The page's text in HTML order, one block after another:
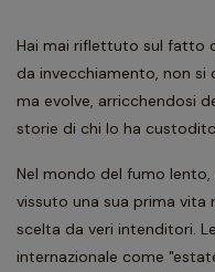
Hai mai riflettuto sul fatto
da invecchiamento, non si
ma evolve, arricchendosi
storie di chi lo ha
Nel mondo del fumo
vissuto una sua prima vita
scelta da veri intenditori. Le
internazionale come